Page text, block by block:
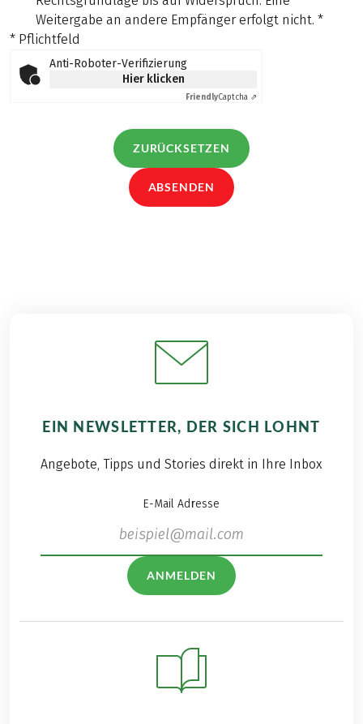
Weitergabe an andere Empfänger erfolgt nicht. *
* Pflichtfeld
Anti-Roboter-Verifizierung
Hier klicken
FriendlyCaptcha ⇗
ZURÜCKSETZEN
ABSENDEN
EIN NEWSLETTER, DER SICH LOHNT
Angebote, Tipps und Stories direkt in Ihre Inbox
E-Mail Adresse
ANMELDEN